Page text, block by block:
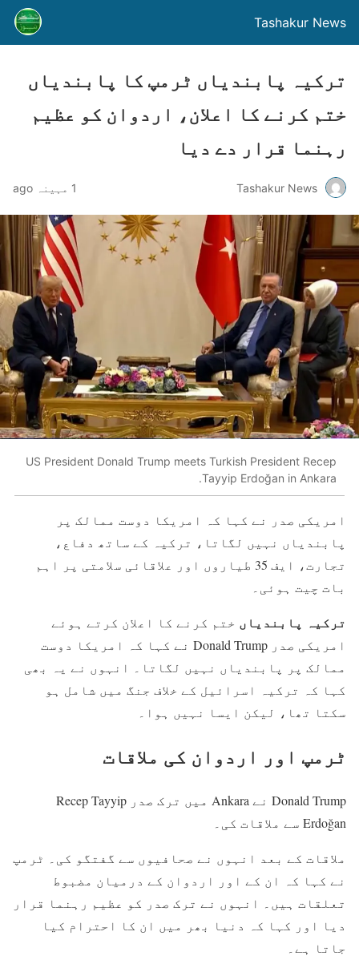
Tashakur News
ترکیہ پابندیاں ٹرمپ کا پابندیاں
ختم کرنے کا اعلان، اردوان کو عظیم
رہنما قرار دے دیا
Tashakur News 1 مہینہ ago
US President Donald Trump meets Turkish President Recep
Tayyip Erdoğan in Ankara.
امریکی صدر نے کہا کہ امریکا دوست ممالک پر
پابندیاں نہیں لگاتا، ترکیہ کے ساتھ دفاع،
تجارت، ایف 35 طیاروں اور علاقائی سلامتی پر اہم
بات چیت ہوئی۔
ترکیہ پابندیاں ختم کرنے کا اعلان کرتے ہوئے
امریکی صدر Donald Trump نے کہا کہ امریکا دوست
ممالک پر پابندیاں نہیں لگاتا۔ انہوں نے یہ بھی
کہا کہ ترکیہ اسرائیل کے خلاف جنگ میں شامل ہو
سکتا تھا، لیکن ایسا نہیں ہوا۔
ٹرمپ اور اردوان کی ملاقات
Donald Trump نے Ankara میں ترک صدر Recep Tayyip
Erdoğan سے ملاقات کی۔
ملاقات کے بعد انہوں نے صحافیوں سے گفتگو کی۔ ٹرمپ
نے کہا کہ ان کے اور اردوان کے درمیان مضبوط
تعلقات ہیں۔ انہوں نے ترک صدر کو عظیم رہنما قرار
دیا اور کہا کہ دنیا بھر میں ان کا احترام کیا
جاتا ہے۔